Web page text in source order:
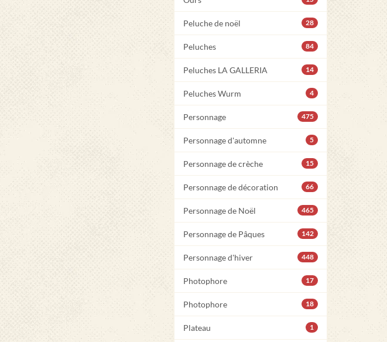
Peluche de noël 28
Peluches 84
Peluches LA GALLERIA 14
Peluches Wurm 4
Personnage 475
Personnage d'automne 5
Personnage de crèche 15
Personnage de décoration 66
Personnage de Noël 465
Personnage de Pâques 142
Personnage d'hiver 448
Photophore 17
Photophore 18
Plateau 1